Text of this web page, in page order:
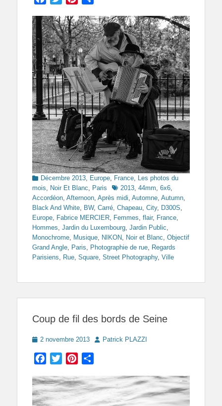
Categories
Décembre 2013, Europe, France, Les photos du
mois, Noir Et Blanc, Paris Tags2013, 44mm, 6x6,
Accordéon, Afternoon, Après midi, Automne, Autumn,
Black And White, BW, Carré, Chapeau, City, D300S,
Europe, Fabrice MERCIER, Femmes, flair, France,
Hommes, Jardin du Luxembourg, Jardin Public,
Monochrome, Musique, NIKON, Noir et Blanc, Objectif
Grand Angle, Paris, Photographie de rue, Regards
Parisiens, Rue, Square, Street Photography, Ville
Coup de fil des bords de Seine
Posted
2 novembre 2013 AuthorPatrick PLAZZI
Facebook
TwitterPinterest